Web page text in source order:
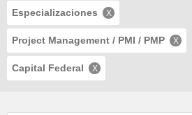
Especializaciones
Project Management / PMI / PMP
Capital Federal